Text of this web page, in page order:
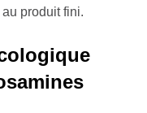
produit fini.